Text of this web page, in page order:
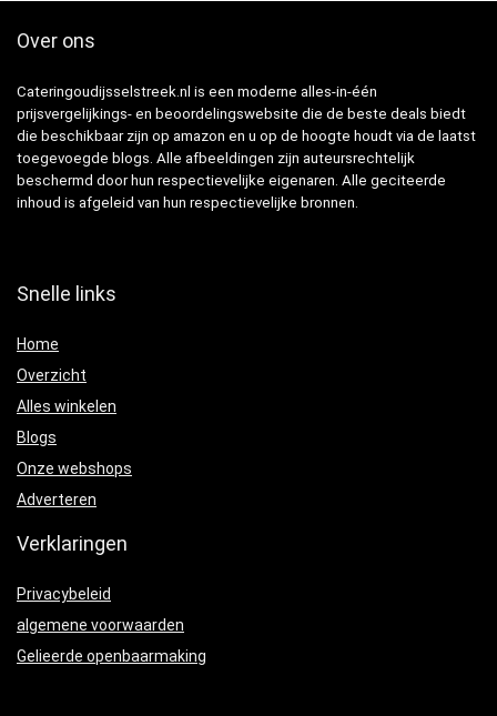
Over ons
Cateringoudijsselstreek.nl is een moderne alles-in-één
prijsvergelijkings- en beoordelingswebsite die de beste deals biedt
die beschikbaar zijn op amazon en u op de hoogte houdt via de laatst
toegevoegde blogs. Alle afbeeldingen zijn auteursrechtelijk
beschermd door hun respectievelijke eigenaren. Alle geciteerde
inhoud is afgeleid van hun respectievelijke bronnen.
Snelle links
Home
Overzicht
Alles winkelen
Blogs
Onze webshops
Adverteren
Verklaringen
Privacybeleid
algemene voorwaarden
Gelieerde openbaarmaking